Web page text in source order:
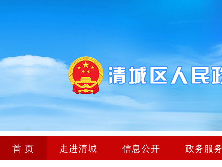
首 页 走进清城 信息公开 政务服